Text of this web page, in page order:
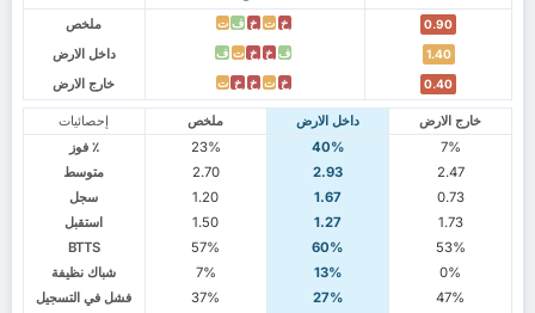
ملخص
خ ت خ ف ت 0.90
داخل الارض ف خ خ ت ف 1.40
خارج الارض خ ت خ خ ت 0.40
إحصائيات ملخص داخل الارض
خارج الارض
٪ فوز
23% 40%
7%
متوسط
2.70 2.93
2.47
سجل
1.20 1.67
0.73
استقبل
1.50 1.27
1.73
BTTS
57% 60%
53%
شباك نظيفة
7% 13%
0%
فشل في التسجيل
37% 27%
47%